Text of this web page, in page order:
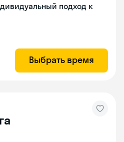
подход к
Выбрать время